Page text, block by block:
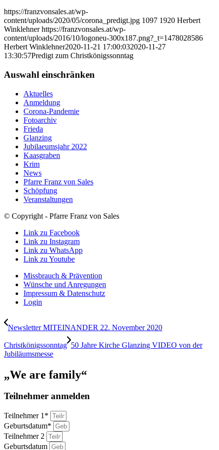
https://franzvonsales.at/wp-
content/uploads/2020/05/corona_predigt.jpg 1097 1920 Herbert
Winklehner https://franzvonsales.at/wp-
content/uploads/2016/10/logoneu-300x187.png?_t=1478028586
Herbert Winklehner2020-11-21 17:00:032020-11-27
13:30:57Predigt zum Christkönigssonntag
Auswahl einschränken
Aktuelles
Anmeldung
Corona-Pandemie
Fotoarchiv
Frieda
Glanzing
Jubilaeumsjahr 2022
Kaasgraben
Krim
News
Pfarre Franz von Sales
Schöpfung
Veranstaltungen
© Copyright - Pfarre Franz von Sales
Link zu Facebook
Link zu Instagram
Link zu WhatsApp
Link zu Youtube
Missbrauch & Prävention
Wünsche und Anregungen
Impressum & Datenschutz
Login
Newsletter MITEINANDER 22. November 2020
Christkönigssonntag 50 Jahre Kirche Glanzing VIDEO von der
Jubiläumsmesse
„We are family“
Teilnehmer anmelden
Teilnehmer 1*
Geburtsdatum*
Teilnehmer 2
Geburtsdatum